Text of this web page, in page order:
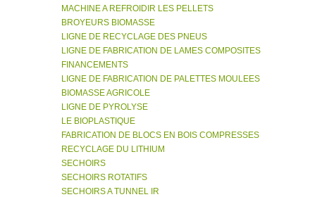
MACHINE A REFROIDIR LES PELLETS
BROYEURS BIOMASSE
LIGNE DE RECYCLAGE DES PNEUS
LIGNE DE FABRICATION DE LAMES COMPOSITES
FINANCEMENTS
LIGNE DE FABRICATION DE PALETTES MOULEES
BIOMASSE AGRICOLE
LIGNE DE PYROLYSE
LE BIOPLASTIQUE
FABRICATION DE BLOCS EN BOIS COMPRESSES
RECYCLAGE DU LITHIUM
SECHOIRS
SECHOIRS ROTATIFS
SECHOIRS A TUNNEL IR